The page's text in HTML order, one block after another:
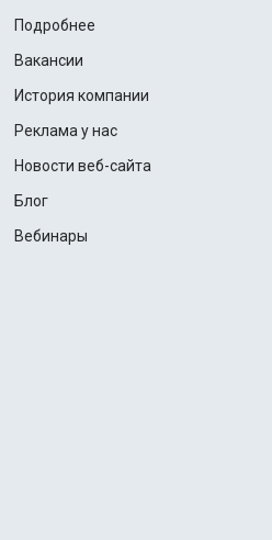
Подробнее
Вакансии
История компании
Реклама у нас
Новости веб-сайта
Блог
Вебинары